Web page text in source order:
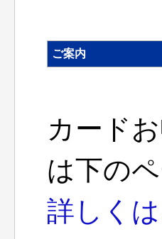
ご案内
カード
は下の
詳しく